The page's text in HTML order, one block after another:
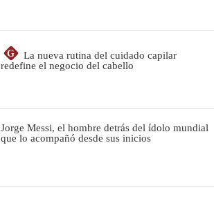
G
La nueva rutina del cuidado capilar
redefine el negocio del cabello
Jorge Messi, el hombre detrás del ídolo mundial
que lo acompañó desde sus inicios